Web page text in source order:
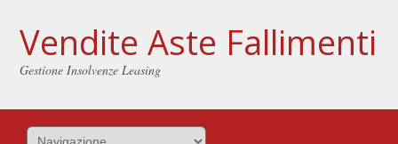
Vendite Aste Fallimenti
Gestione Insolvenze Leasing